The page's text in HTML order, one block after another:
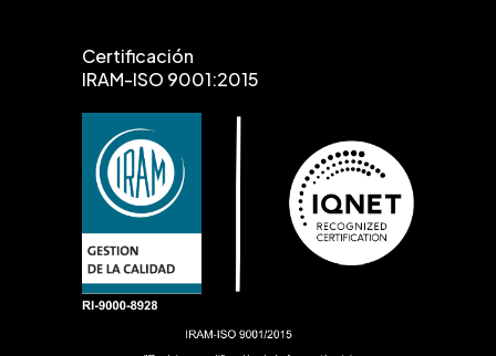
Certificación
IRAM-ISO 9001:2015